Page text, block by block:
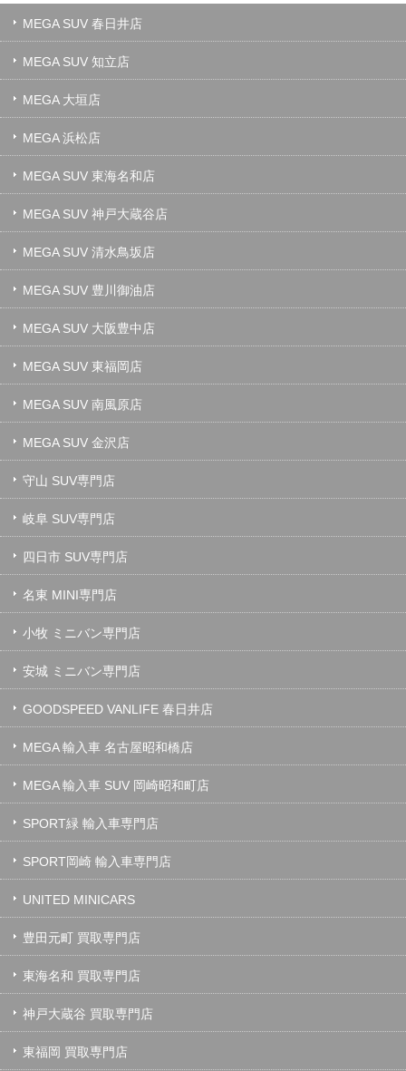
MEGA SUV 春日井店
MEGA SUV 知立店
MEGA 大垣店
MEGA 浜松店
MEGA SUV 東海名和店
MEGA SUV 神戸大蔵谷店
MEGA SUV 清水鳥坂店
MEGA SUV 豊川御油店
MEGA SUV 大阪豊中店
MEGA SUV 東福岡店
MEGA SUV 南風原店
MEGA SUV 金沢店
守山 SUV専門店
岐阜 SUV専門店
四日市 SUV専門店
名東 MINI専門店
小牧 ミニバン専門店
安城 ミニバン専門店
GOODSPEED VANLIFE 春日井店
MEGA 輸入車 名古屋昭和橋店
MEGA 輸入車 SUV 岡崎昭和町店
SPORT緑 輸入車専門店
SPORT岡崎 輸入車専門店
UNITED MINICARS
豊田元町 買取専門店
東海名和 買取専門店
神戸大蔵谷 買取専門店
東福岡 買取専門店